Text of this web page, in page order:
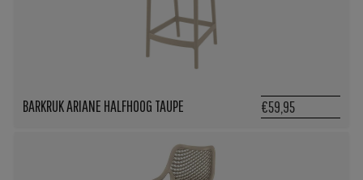
BARKRUK ARIANE HALFHOOG TAUPE €59,95